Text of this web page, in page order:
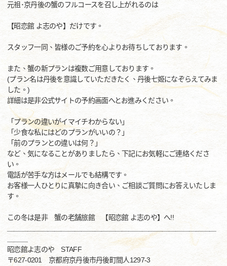
元祖･京丹後の蟹のフルコースを召し上がれるのは
【昭恋館 よ志のや】だけです。
スタッフ一同、皆様のご予約を心よりお待ちしております。
また、蟹の新プランは複数ご用意しております。
(プラン名は丹後を意識していただきたく、丹後七姫になぞらえてみま
した。)
詳細は是非公式サイトの予約画面へとお進みください。
「プランの違いがイマイチわからない」
「少食な私にはどのプランがいいの？」
「前のプランとの違いは何？」
など、気になることがありましたら、下記にお気軽にご連絡くださ
い。
電話が苦手な方はメールでも結構です。
お客様一人ひとりに真摯に向き合い、ご相談ご質問にお答えいたしま
す。
この冬は是非 蟹の老舗旅館 【昭恋館 よ志のや】へ!!
昭恋館よ志のや STAFF
〒627-0201 京都府京丹後市丹後町間人1297-3